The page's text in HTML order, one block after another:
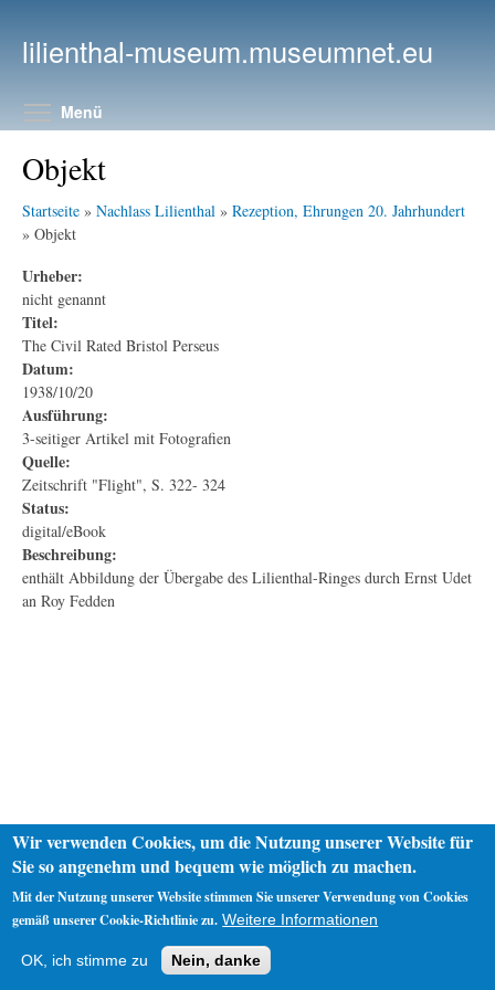
lilienthal-museum.museumnet.eu
Menü
Objekt
Startseite » Nachlass Lilienthal » Rezeption, Ehrungen 20. Jahrhundert
» Objekt
Urheber:
nicht genannt
Titel:
The Civil Rated Bristol Perseus
Datum:
1938/10/20
Ausführung:
3-seitiger Artikel mit Fotografien
Quelle:
Zeitschrift "Flight", S. 322- 324
Status:
digital/eBook
Beschreibung:
enthält Abbildung der Übergabe des Lilienthal-Ringes durch Ernst Udet
an Roy Fedden
Impressum
Wir verwenden Cookies, um die Nutzung unserer Website für
Sie so angenehm und bequem wie möglich zu machen.
Mit der Nutzung unserer Website stimmen Sie unserer Verwendung von Cookies
gemäß unserer Cookie-Richtlinie zu. Weitere Informationen
OK, ich stimme zu Nein, danke